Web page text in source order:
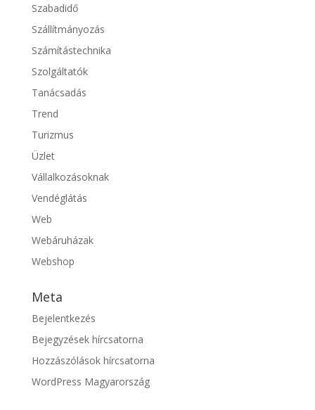
Szabadidő
Szállítmányozás
Számítástechnika
Szolgáltatók
Tanácsadás
Trend
Turizmus
Üzlet
Vállalkozásoknak
Vendéglátás
Web
Webáruházak
Webshop
Meta
Bejelentkezés
Bejegyzések hírcsatorna
Hozzászólások hírcsatorna
WordPress Magyarország